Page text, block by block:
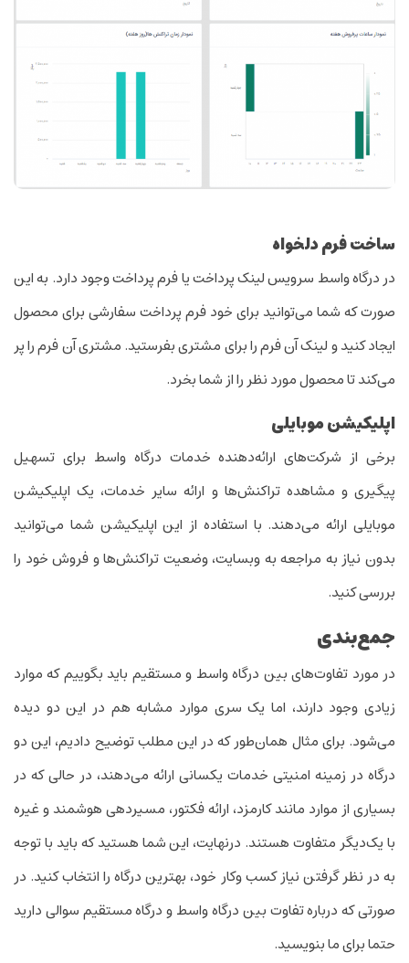
ساخت فرم دلخواه
در درگاه واسط سرویس لینک پرداخت یا فرم پرداخت وجود دارد. به این
صورت که شما می‌توانید برای خود فرم پرداخت سفارشی برای محصول
ایجاد کنید و لینک آن فرم را برای مشتری بفرستید. مشتری آن فرم را پر
می‌کند تا محصول مورد نظر را از شما بخرد.
اپلیکیشن موبایلی
برخی از شرکت‌های ارائه‌دهنده خدمات درگاه واسط برای تسهیل
پیگیری و مشاهده تراکنش‌ها و ارائه سایر خدمات، یک اپلیکیشن
موبایلی ارائه می‌دهند. با استفاده از این اپلیکیشن شما می‌توانید
بدون نیاز به مراجعه به وبسایت، وضعیت تراکنش‌ها و فروش خود را
بررسی کنید.
جمع‌بندی
در مورد تفاوت‌های بین درگاه واسط و مستقیم باید بگوییم که موارد
زیادی وجود دارند، اما یک سری موارد مشابه هم در این دو دیده
می‌شود. برای مثال همان‌طور که در این مطلب توضیح دادیم، این دو
درگاه در زمینه امنیتی خدمات یکسانی ارائه می‌دهند، در حالی که در
بسیاری از موارد مانند کارمزد، ارائه فکتور، مسیردهی هوشمند و غیره
با یک‌دیگر متفاوت هستند. درنهایت، این شما هستید که باید با توجه
به در نظر گرفتن نیاز کسب وکار خود، بهترین درگاه را انتخاب کنید. در
صورتی که درباره تفاوت بین درگاه واسط و درگاه مستقیم سوالی دارید
حتما برای ما بنویسید.